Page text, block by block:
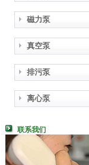
磁力泵
真空泵
排污泵
离心泵
联系我们